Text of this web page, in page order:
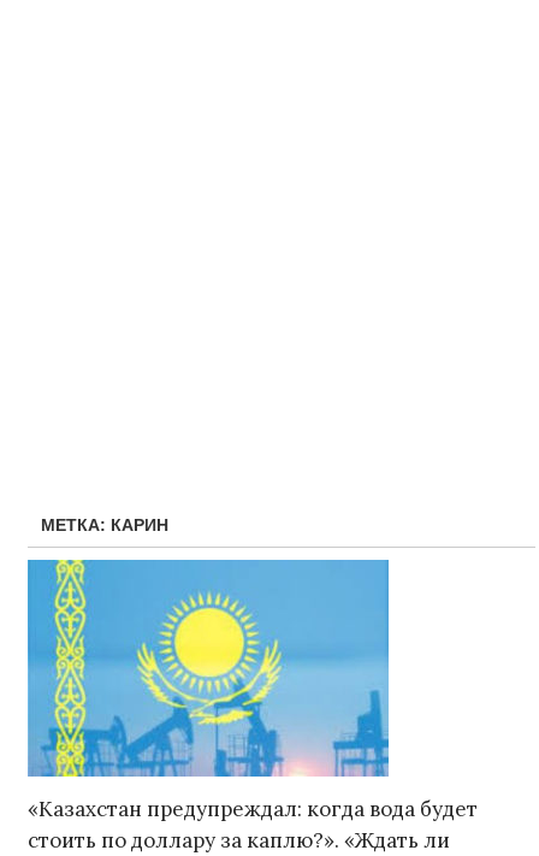
МЕТКА: КАРИН
«Казахстан предупреждал: когда вода будет
стоить по доллару за каплю?». «Ждать ли